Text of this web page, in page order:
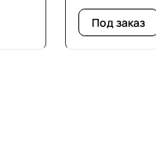
Под заказ